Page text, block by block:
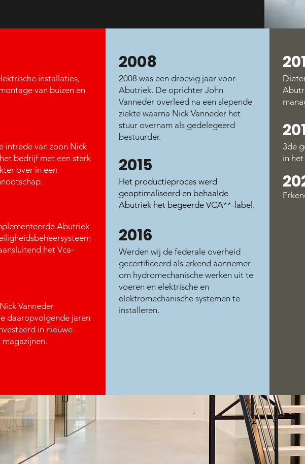
installaties,
van buizen en
intrede van zoon Nick
bedrijf met een sterk
over in een
.
Abutriek
het Vca-
Vanneder
daaropvolgende jaren
in nieuwe
2008
2008 was een droevig jaar voor
Abutriek. De oprichter John
Vanneder overleed na een slepende
ziekte waarna Nick Vanneder het
stuur overnam als gedelegeerd
bestuurder.
2015
Het productieproces werd
geoptimaliseerd en behaalde
Abutriek het begeerde VCA**-label.
2016
Werden wij de federale overheid
gecertificeerd als erkend aannemer
om hydromechanische werken uit te
voeren en elektrische en
elektromechanische systemen te
installeren.
3de
in het